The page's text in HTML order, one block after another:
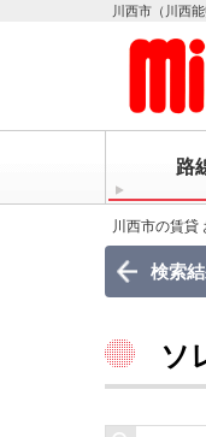
川西市（川西
路
川西市の賃貸
検索
ソ